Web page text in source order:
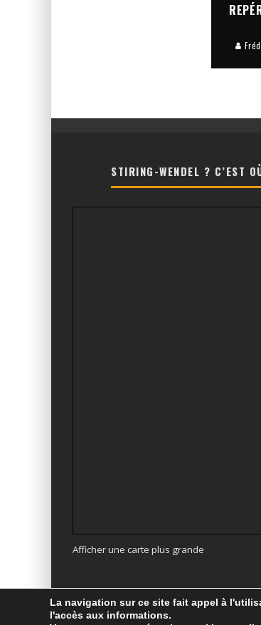
STIRING-WENDEL ? C’EST
Afficher une carte plus grande
La navigation sur ce site fait appel à
l'accès aux informations.